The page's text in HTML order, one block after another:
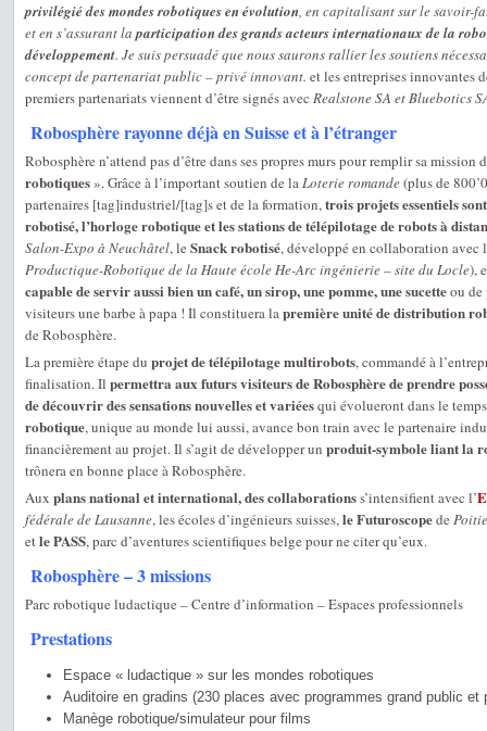
privilégié des mondes robotiques en évolution, en capitalisant sur le savoir-
et en s’assurant laparticipation des grands acteurs internationaux de la
développement. Je suis persuadé que nous saurons rallier les soutiens
concept de partenariat public – privé innovant. et les entreprises innovantes
premiers partenariats viennent d’être signés avec Realstone SA et Bluebotics
Robosphère rayonne déjà en Suisse et à l’étranger
Robosphère n’attend pas d’être dans ses propres murs pour remplir sa mission
robotiques». Grâce à l’important soutien de laLoterie romande(plus de
partenaires [tag]industriel/[tag]s et de la formation,trois projets essentiels
robotisé, l’horloge robotique et les stations de télépilotage de robots à
Salon-Expo à Neuchâtel, le Snack robotisé, développé en collaboration avec
Productique-Robotique de la Haute école He-Arc ingénierie – site du Locle),
capable de servir aussi bien un café, un sirop, une pomme, une sucetteou de
visiteurs une barbe à papa ! Il constituera lapremière unité de distribution
de Robosphère.
La première étape du projet de télépilotage multirobots, commandé à
finalisation. Il permettra aux futurs visiteurs de Robosphère de prendre
de découvrir des sensations nouvelles et variéesqui évolueront dans le
robotique, unique au monde lui aussi, avance bon train avec le partenaire
financièrement au projet. Il s’agit de développer un produit-symbole liant la
trônera en bonne place à Robosphère.
Aux plans national et international, des collaborationss’intensifient avec l’
fédérale de Lausanne, les écoles d’ingénieurs suisses,le Futuroscopede
etle PASS, parc d’aventures scientifiques belge pour ne citer qu’eux.
Robosphère – 3 missions
Parc robotique ludactique – Centre d’information – Espaces professionnels
Prestations
Espace « ludactique » sur les mondes robotiques
Auditoire en gradins (230 places avec programmes grand public et
Manège robotique/simulateur pour films